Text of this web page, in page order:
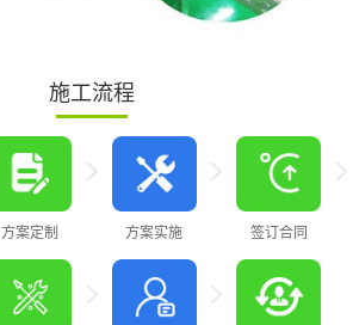
施工流程
方案定制 方案实施 签订合同